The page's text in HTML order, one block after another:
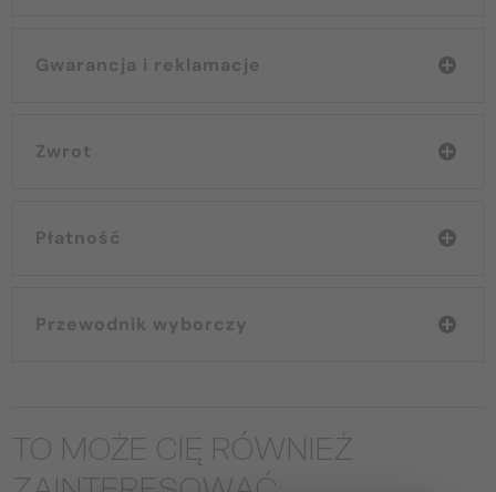
Gwarancja i reklamacje
Zwrot
Płatność
Przewodnik wyborczy
TO MOŻE CIĘ RÓWNIEŻ